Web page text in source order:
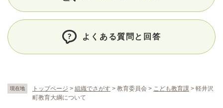
現在地 トップページ > 組織でさがす > 教育委員会 > こども教育課 > 軽井沢
町教育大綱について
よくある質問と回答